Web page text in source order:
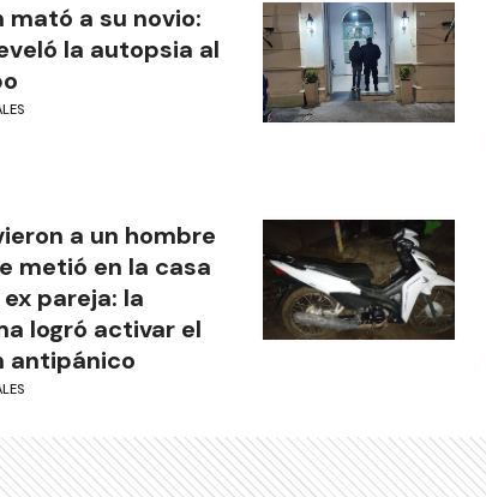
mató a su novio:
la autopsia al
a un hombre
metió en la casa
pareja: la
logró activar el
antipánico